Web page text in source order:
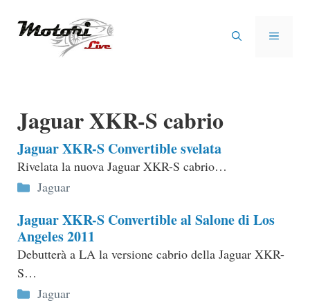
MENU
Jaguar XKR-S cabrio
Jaguar XKR-S Convertible svelata
Rivelata la nuova Jaguar XKR-S cabrio…
Categorie
Jaguar
Jaguar XKR-S Convertible al Salone di Los
Angeles 2011
Debutterà a LA la versione cabrio della Jaguar XKR-
S…
Categorie
Jaguar